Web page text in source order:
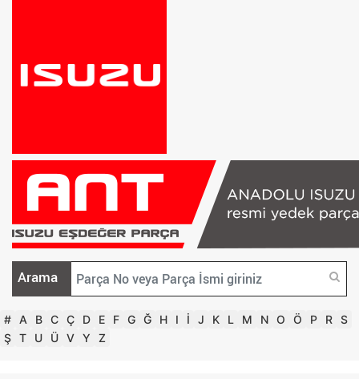
Arama
# A B C Ç D E F G Ğ H I İ J K L M N O Ö P R S
Ş T U Ü V Y Z